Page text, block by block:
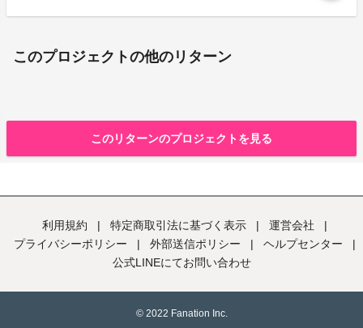
このプロジェクトの他のリターン
このリターンのプロジェクトを見る
利用規約 | 特定商取引法に基づく表示 | 運営会社
|
プライバシーポリシー
| 外部送信ポリシー | ヘルプセンター
|
公式LINEにてお問い合わせ
© 2022 Fanation Inc.